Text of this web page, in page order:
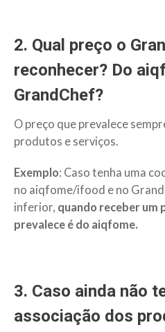
2. Qual preço o
reconhecer? Do
GrandChef?
O preço que prevalece
produtos e serviços.
Exemplo: Caso tenha uma
no aiqfome/ifood e no
inferior, quando receber um
prevalece é do aiqfome.
3. Caso ainda não
associação dos